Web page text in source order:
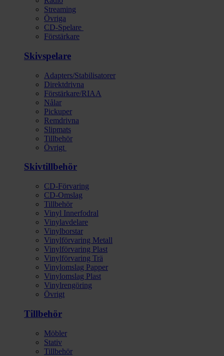
Streaming
Övriga
CD-Spelare
Förstärkare
Skivspelare
Adapters/Stabilisatorer
Direktdrivna
Förstärkare/RIAA
Nålar
Pickuper
Remdrivna
Slipmats
Tillbehör
Övrigt
Skivtillbehör
CD-Förvaring
CD-Omslag
Tillbehör
Vinyl Innerfodral
Vinylavdelare
Vinylborstar
Vinylförvaring Metall
Vinylförvaring Plast
Vinylförvaring Trä
Vinylomslag Papper
Vinylomslag Plast
Vinylrengöring
Övrigt
Tillbehör
Möbler
Stativ
Tillbehör